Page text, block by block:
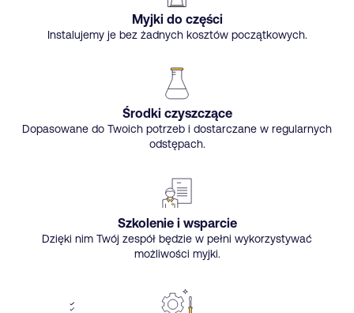
Myjki do części
Instalujemy je bez żadnych kosztów początkowych.
Środki czyszczące
Dopasowane do Twoich potrzeb i dostarczane w regularnych
odstępach.
Szkolenie i wsparcie
Dzięki nim Twój zespół będzie w pełni wykorzystywać
możliwości myjki.